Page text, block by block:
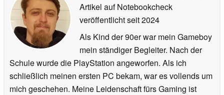
Artikel auf Notebookcheck
veröffentlichtseit 2024
Als Kind der 90er war mein Gameboy
mein ständiger Begleiter. Nach der
Schule wurde die PlayStation angeworfen. Als ich
schließlich meinen ersten PC bekam, war es vollends um
mich geschehen. Meine Leidenschaft fürs Gaming ist